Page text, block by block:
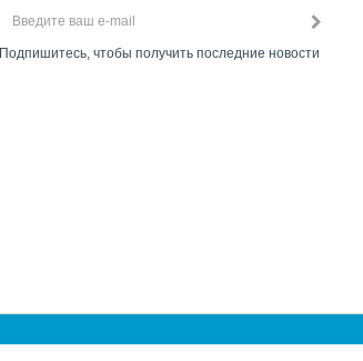
Подпишитесь, чтобы получить последние новости